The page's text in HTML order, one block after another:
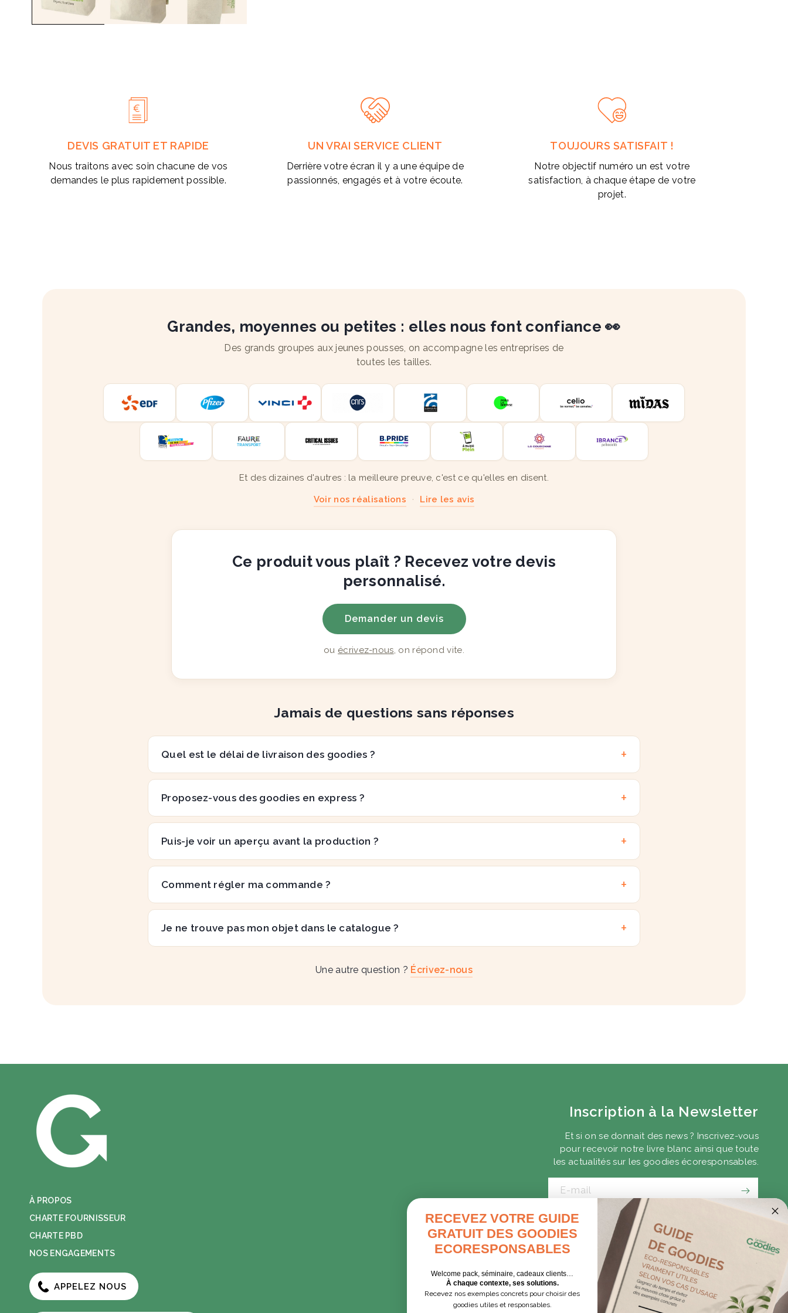
DEVIS GRATUIT ET RAPIDE
Nous traitons avec soin chacune de vos
demandes le plus rapidement possible.
UN VRAI SERVICE CLIENT
Derrière votre écran il y a une équipe de
passionnés, engagés et à votre écoute.
TOUJOURS SATISFAIT !
Notre objectif numéro un est votre
satisfaction, à chaque étape de votre
projet.
Grandes, moyennes ou petites : elles nous font confiance 👀
Des grands groupes aux jeunes pousses, on accompagne les entreprises de
toutes les tailles.
Et des dizaines d'autres : la meilleure preuve, c'est ce qu'elles en disent.
Voir nos réalisations · Lire les avis
Ce produit vous plaît ? Recevez votre devis
personnalisé.
Demander un devis
ou écrivez-nous, on répond vite.
Jamais de questions sans réponses
Quel est le délai de livraison des goodies ?
Proposez-vous des goodies en express ?
Puis-je voir un aperçu avant la production ?
Comment régler ma commande ?
Je ne trouve pas mon objet dans le catalogue ?
Une autre question ? Écrivez-nous
À PROPOS
CHARTE FOURNISSEUR
CHARTE PBD
NOS ENGAGEMENTS
APPELEZ NOUS
Inscription à la Newsletter
Et si on se donnait des news ? Inscrivez-vous
pour recevoir notre livre blanc ainsi que toute
les actualités sur les goodies écoresponsables.
E-mail
CADEAUX D'AFFAIRES
GOODIES EXPRESS
RECEVEZ VOTRE GUIDE
GRATUIT DES GOODIES
ECORESPONSABLES
Welcome pack, séminaire, cadeaux clients…
À chaque contexte, ses solutions.
Recevez nos exemples concrets pour choisir des
goodies utiles et responsables.